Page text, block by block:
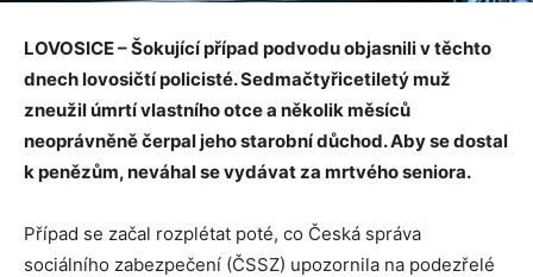
LOVOSICE – Šokující případ podvodu objasnili v těchto
dnech lovosičtí policisté. Sedmačtyřicetiletý muž
zneužil úmrtí vlastního otce a několik měsíců
neoprávněně čerpal jeho starobní důchod. Aby se dostal
k penězům, neváhal se vydávat za mrtvého seniora.
Případ se začal rozplétat poté, co Česká správa
sociálního zabezpečení (ČSSZ) upozornila na podezřelé